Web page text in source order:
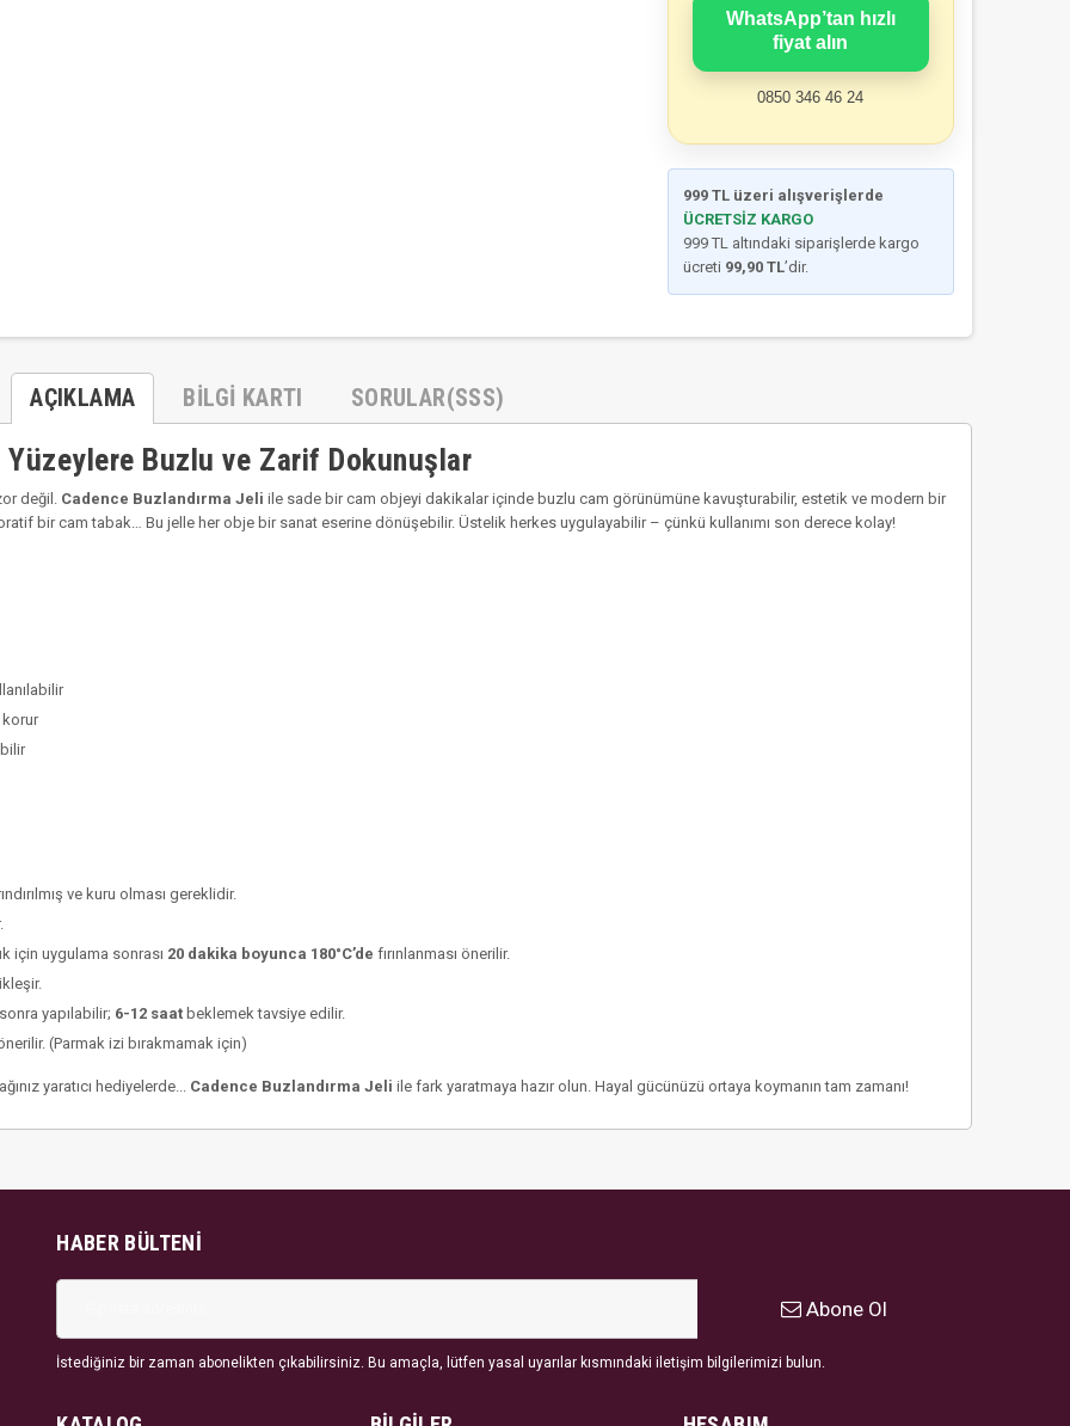
WhatsApp’tan hızlı
fiyat alın
0850 346 46 24
999 TL üzeri alışverişlerde
ÜCRETSİZ KARGO
999 TL altındaki siparişlerde kargo
ücreti 99,90 TL’dir.
AÇIKLAMA BILGI KARTI SORULAR(SSS)
Yüzeylere Buzlu ve Zarif Dokunuşlar
değil. Cadence Buzlandırma Jeli ile sade bir cam objeyi dakikalar içinde buzlu cam görünümüne kavuşturabilir, estetik ve modern bir
bir cam tabak… Bu jelle her obje bir sanat eserine dönüşebilir. Üstelik herkes uygulayabilir – çünkü kullanımı son derece kolay!
korur
ve kuru olması gereklidir.
için uygulama sonrası 20 dakika boyunca 180°C’de fırınlanması önerilir.
sonra yapılabilir; 6-12 saat beklemek tavsiye edilir.
(Parmak izi bırakmamak için)
yaratıcı hediyelerde... Cadence Buzlandırma Jeli ile fark yaratmaya hazır olun. Hayal gücünüzü ortaya koymanın tam zamanı!
HABER BÜLTENI
Abone Ol
İstediğiniz bir zaman abonelikten çıkabilirsiniz. Bu amaçla, lütfen yasal uyarılar kısmındaki iletişim bilgilerimizi bulun.